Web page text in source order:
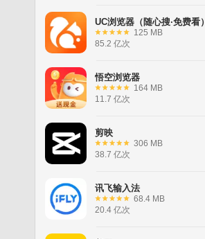
UC浏览器（随心搜·免费看）
125 MB
85.2 亿次
悟空浏览器
164 MB
11.7 亿次
剪映
306 MB
38.7 亿次
讯飞输入法
68.4 MB
20.4 亿次